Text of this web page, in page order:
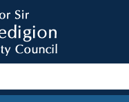
County